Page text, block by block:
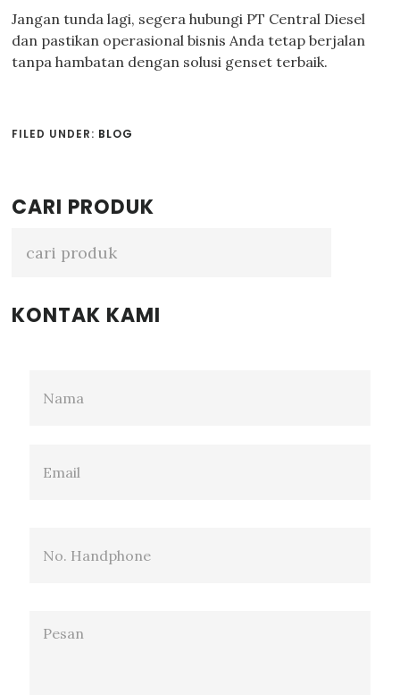
Jangan tunda lagi, segera hubungi PT Central Diesel
dan pastikan operasional bisnis Anda tetap berjalan
tanpa hambatan dengan solusi genset terbaik.
FILED UNDER: BLOG
Primary
Sidebar
CARI PRODUK
KONTAK KAMI